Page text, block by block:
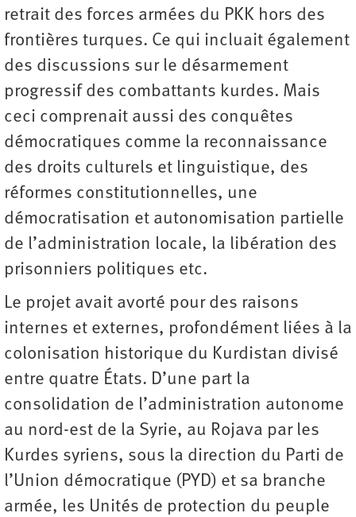
retrait des forces armées du PKK hors des
frontières turques. Ce qui incluait également
des discussions sur le désarmement
progressif des combattants kurdes. Mais
ceci comprenait aussi des conquêtes
démocratiques comme la reconnaissance
des droits culturels et linguistique, des
réformes constitutionnelles, une
démocratisation et autonomisation partielle
de l’administration locale, la libération des
prisonniers politiques etc.
Le projet avait avorté pour des raisons
internes et externes, profondément liées à la
colonisation historique du Kurdistan divisé
entre quatre États. D’une part la
consolidation de l’administration autonome
au nord-est de la Syrie, au Rojava par les
Kurdes syriens, sous la direction du Parti de
l’Union démocratique (PYD) et sa branche
armée, les Unités de protection du peuple